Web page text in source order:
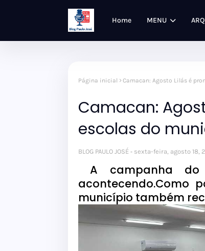
Home MENU
Página inicial Camacan: Agosto Lilás é
Camacan:
escolas do
BLOG PAULO JOSÉ sexta-feira, agosto 18,
A campanha do
acontecendo.Como
município também